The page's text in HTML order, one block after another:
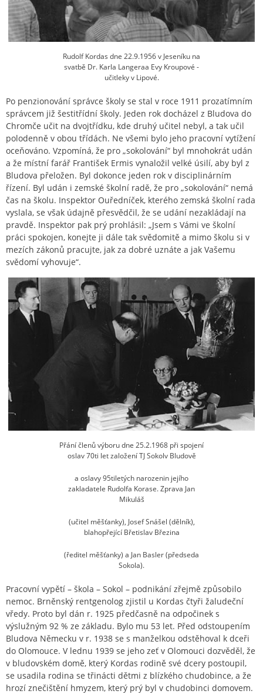
Rudolf Kordas dne 22.9.1956 v Jeseníku na
svatbě Dr. Karla Langeraa Evy Kroupové -
učitleky v Lipové.
Po penzionování správce školy se stal v roce 1911 prozatímním
správcem již šestitřídní školy. Jeden rok docházel z Bludova do
Chromče učit na dvojtřídku, kde druhý učitel nebyl, a tak učil
polodenně v obou třídách. Ne všemi bylo jeho pracovní vytížení
oceňováno. Vzpomíná, že pro „sokolování“ byl mnohokrát udán
a že místní farář František Ermis vynaložil velké úsilí, aby byl z
Bludova přeložen. Byl dokonce jeden rok v disciplinárním
řízení. Byl udán i zemské školní radě, že pro „sokolování“ nemá
čas na školu. Inspektor Ouředníček, kterého zemská školní rada
vyslala, se však údajně přesvědčil, že se udání nezakládají na
pravdě. Inspektor pak prý prohlásil: „Jsem s Vámi ve školní
práci spokojen, konejte ji dále tak svědomitě a mimo školu si v
mezích zákonů pracujte, jak za dobré uznáte a jak Vašemu
svědomí vyhovuje“.
Přání členů výboru dne 25.2.1968 při spojení
oslav 70ti let založení TJ Sokolv Bludově
a oslavy 95tiletých narozenin jejího
zakladatele Rudolfa Korase. Zprava Jan
Mikuláš
(učitel měšťanky), Josef Snášel (dělník),
blahopřející Břetislav Březina
(ředitel měšťanky) a Jan Basler (předseda
Sokola).
Pracovní vypětí – škola – Sokol – podnikání zřejmě způsobilo
nemoc. Brněnský rentgenolog zjistil u Kordas čtyři žaludeční
vředy. Proto byl dán r. 1925 předčasně na odpočinek s
výslužným 92 % ze základu. Bylo mu 53 let. Před odstoupením
Bludova Německu v r. 1938 se s manželkou odstěhoval k dceři
do Olomouce. V lednu 1939 se jeho zeť v Olomouci dozvěděl, že
v bludovském domě, který Kordas rodině své dcery postoupil,
se usadila rodina se třinácti dětmi z blízkého chudobince, a že
hrozí znečištění hmyzem, který prý byl v chudobinci domovem.